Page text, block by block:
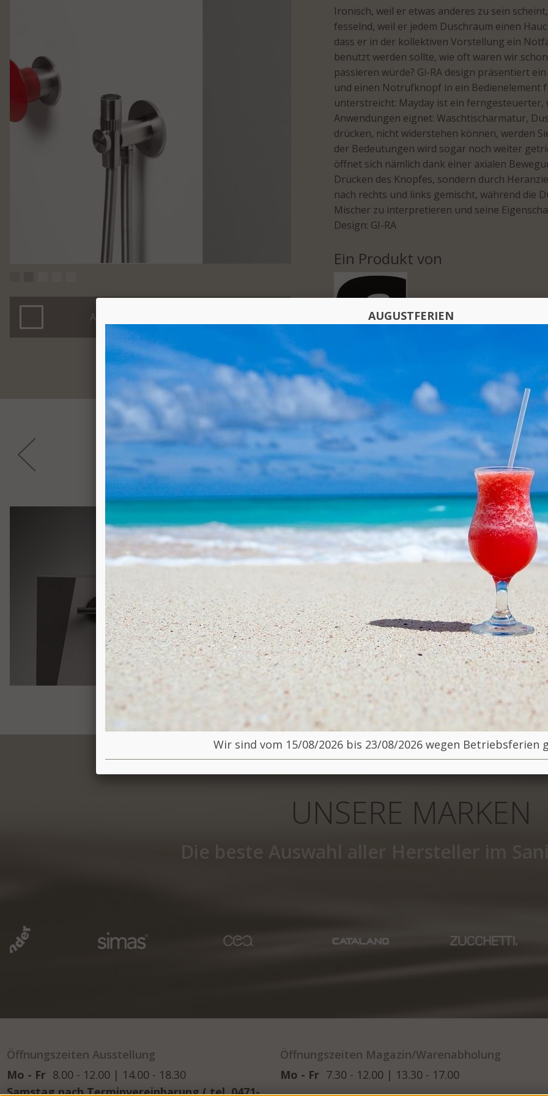
ARTIKEL FÜR ANFRAGE MERKEN
Ironisch, weil er etwas anderes zu sein
fesselnd, weil er jedem Duschraum einen
dass er in der kollektiven Vorstellung ein
benutzt werden sollte, wie oft waren wir
passieren würde? Gi-RA design präsentiert
und einen Notrufknopf in ein Bedienelement
unterstreicht: Mayday ist ein
Anwendungen eignet: Waschtischarmatur,
drücken, nicht widerstehen können, werden
der Bedeutungen wird sogar noch weiter
öffnet sich nämlich dank einer axialen
Drücken des Knopfes, sondern durch
nach rechts und links gemischt, während die
Mischer zu interpretieren und seine
Design: GI-RA
Ein Produkt von
WEITERE PRODUKTE DIESER
UNSERE MARKEN
Öffnungszeiten Ausstellung
Mo - Fr 8.00 - 12.00 | 14.00 - 18.30
Samstag nach Terminvereinbarung ( tel. 0471-
Öffnungszeiten Magazin/Warenabholung
Mo - Fr 7.30 - 12.00 | 13.30 - 17.00
AUGUSTFERIEN
Wir sind vom 15/08/2026 bis 23/08/2026 wegen Betriebsferien